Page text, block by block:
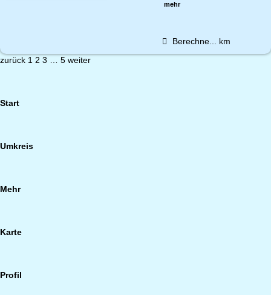
mehr
Berechne... km
zurück 1 2 3 5 weiter
Start
Umkreis
Mehr
Karte
Profil